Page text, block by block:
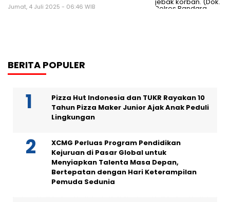
Jumat, 4 Juli 2025 - 06:46 WIB
BERITA POPULER
Pizza Hut Indonesia dan TUKR Rayakan 10
Tahun Pizza Maker Junior Ajak Anak Peduli
Lingkungan
XCMG Perluas Program Pendidikan
Kejuruan di Pasar Global untuk
Menyiapkan Talenta Masa Depan,
Bertepatan dengan Hari Keterampilan
Pemuda Sedunia